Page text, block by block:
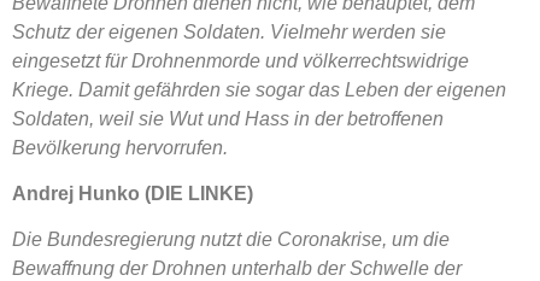
Schutz der eigenen Soldaten. Vielmehr werden sie
eingesetzt für Drohnenmorde und völkerrechtswidrige
Kriege. Damit gefährden sie sogar das Leben der eigenen
Soldaten, weil sie Wut und Hass in der betroffenen
Bevölkerung hervorrufen.
Andrej Hunko (DIE LINKE)
Die Bundesregierung nutzt die Coronakrise, um die
Bewaffnung der Drohnen unterhalb der Schwelle der